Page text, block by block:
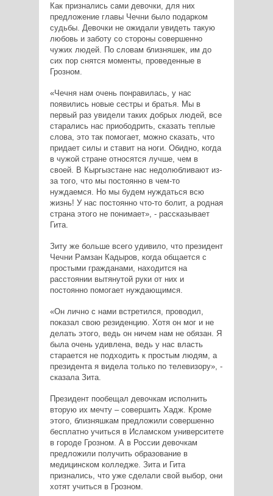
Как признались сами девочки, для них
предложение главы Чечни было подарком
судьбы. Девочки не ожидали увидеть такую
любовь и заботу со стороны совершенно
чужих людей. По словам близняшек, им до
сих пор снятся моменты, проведенные в
Грозном.
«Чечня нам очень понравилась, у нас
появились новые сестры и братья. Мы в
первый раз увидели таких добрых людей, все
старались нас приободрить, сказать теплые
слова, это так помогает, можно сказать, что
придает силы и ставит на ноги. Обидно, когда
в чужой стране относятся лучше, чем в
своей. В Кыргызстане нас недолюбливают из-
за того, что мы постоянно в чем-то
нуждаемся. Но мы будем нуждаться всю
жизнь! У нас постоянно что-то болит, а родная
страна этого не понимает», - рассказывает
Гита.
Зиту же больше всего удивило, что президент
Чечни Рамзан Кадыров, когда общается с
простыми гражданами, находится на
расстоянии вытянутой руки от них и
постоянно помогает нуждающимся.
«Он лично с нами встретился, проводил,
показал свою резиденцию. Хотя он мог и не
делать этого, ведь он ничем нам не обязан. Я
была очень удивлена, ведь у нас власть
старается не подходить к простым людям, а
президента я видела только по телевизору», -
сказала Зита.
Президент пообещал девочкам исполнить
вторую их мечту – совершить Хадж. Кроме
этого, близняшкам предложили совершенно
бесплатно учиться в Исламском университете
в городе Грозном. А в России девочкам
предложили получить образование в
медицинском колледже. Зита и Гита
признались, что уже сделали свой выбор, они
хотят учиться в Грозном.